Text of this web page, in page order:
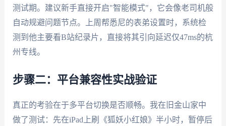
测试期。建议新手直接开启"智能模式"，它会像老司机般
自动规避问题节点。上周帮悉尼的表弟设置时，系统检
测到他主要看B站纪录片，直接将其引向延迟仅47ms的杭
州专线。
步骤二：平台兼容性实战验证
真正的考验在于多平台切换是否顺畅。我在旧金山家中
做了测试：先在iPad上刷《狐妖小红娘》半小时，暂停后